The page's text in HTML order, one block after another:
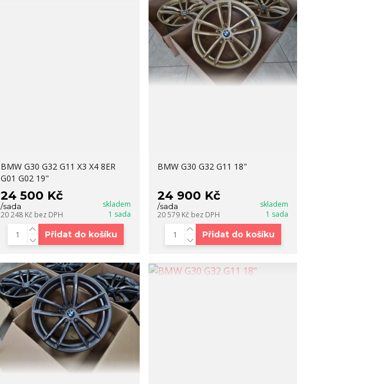
BMW G30 G32 G11 X3 X4 8ER
G01 G02 19"
24 500 Kč
/sada
20 248 Kč bez DPH
skladem
1 sada
Přidat do košíku
BMW G30 G32 G11 18"
24 900 Kč
/sada
20 579 Kč bez DPH
skladem
1 sada
Přidat do košíku